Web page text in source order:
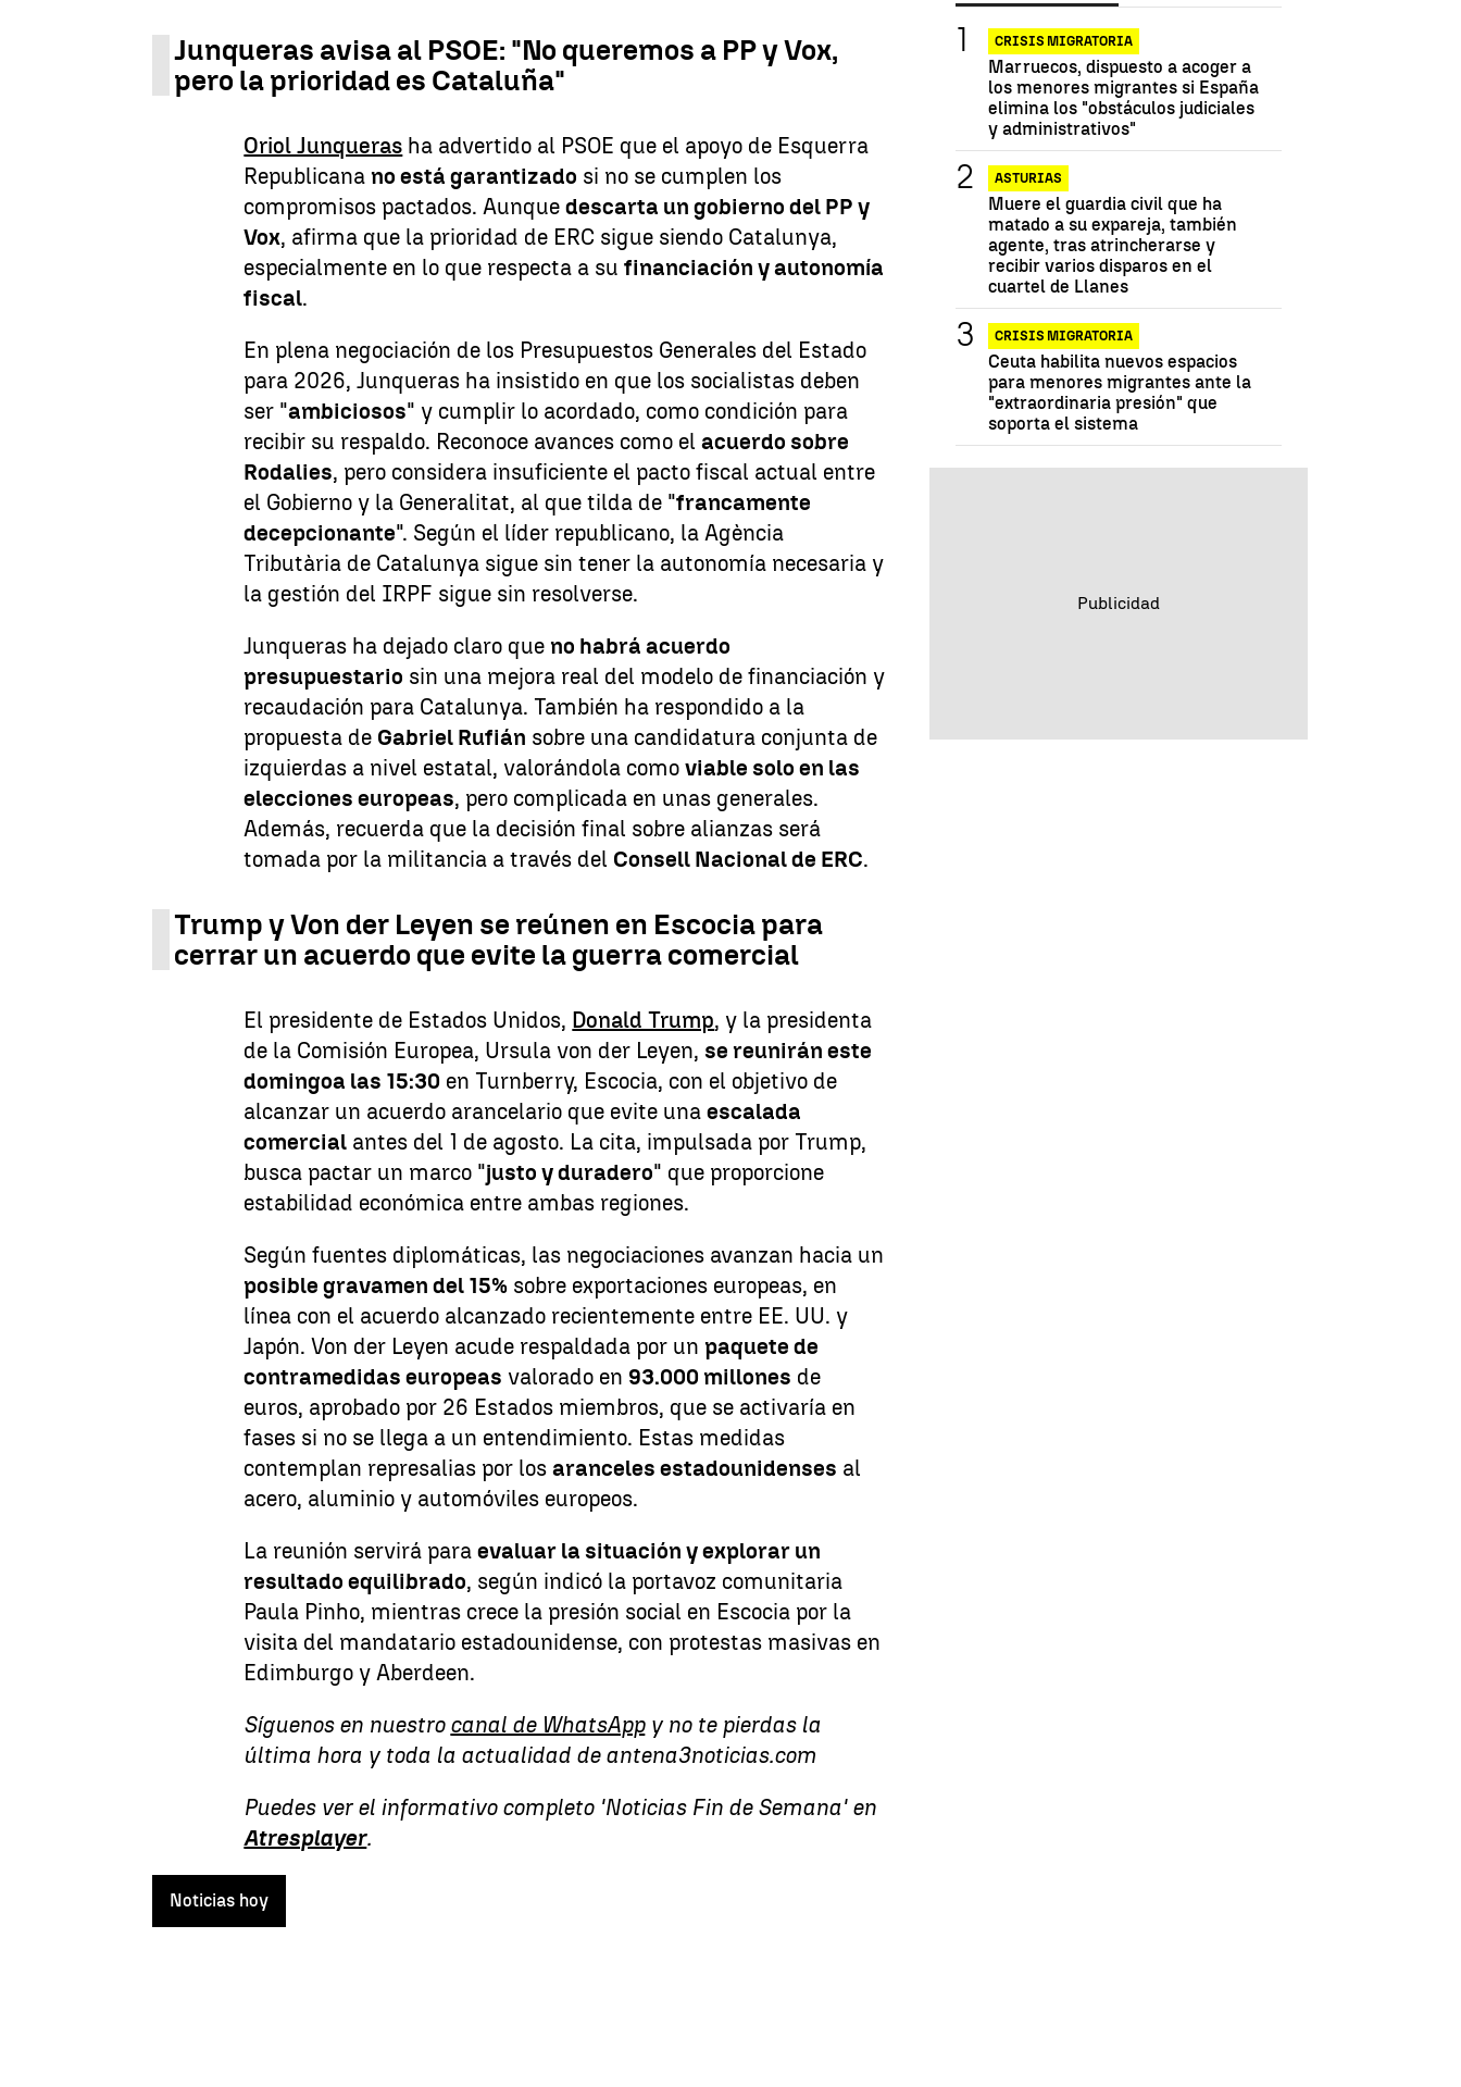
Junqueras avisa al PSOE: "No queremos a PP y Vox,
pero la prioridad es Cataluña"
Oriol Junqueras ha advertido al PSOE que el apoyo de Esquerra
Republicanano está garantizado si no se cumplen los
compromisos pactados. Aunquedescarta un gobierno del PP y
Vox, afirma que la prioridad de ERC sigue siendo Catalunya,
especialmente en lo que respecta a sufinanciación y autonomía
fiscal.
En plena negociación de los Presupuestos Generales del Estado
para 2026, Junqueras ha insistido en que los socialistas deben
ser "ambiciosos" y cumplir lo acordado, como condición para
recibir su respaldo. Reconoce avances como elacuerdo sobre
Rodalies, pero considera insuficiente el pacto fiscal actual entre
el Gobierno y la Generalitat, al que tilda de "francamente
decepcionante". Según el líder republicano, la Agència
Tributària de Catalunya sigue sin tener la autonomía necesaria y
la gestión del IRPF sigue sin resolverse.
Junqueras ha dejado claro queno habrá acuerdo
presupuestario sin una mejora real del modelo de financiación y
recaudación para Catalunya. También ha respondido a la
propuesta de Gabriel Rufián sobre una candidatura conjunta de
izquierdas a nivel estatal, valorándola comoviable solo en las
elecciones europeas, pero complicada en unas generales.
Además, recuerda que la decisión final sobre alianzas será
tomada por la militancia a través del Consell Nacional de ERC.
Trump y Von der Leyen se reúnen en Escocia para
cerrar un acuerdo que evite la guerra comercial
El presidente de Estados Unidos, Donald Trump, y la presidenta
de la Comisión Europea, Ursula von der Leyen,se reunirán este
domingoa las 15:30 en Turnberry, Escocia, con el objetivo de
alcanzar un acuerdo arancelario que evite unaescalada
comercial antes del 1 de agosto. La cita, impulsada por Trump,
busca pactar un marco "justo y duradero" que proporcione
estabilidad económica entre ambas regiones.
Según fuentes diplomáticas, las negociaciones avanzan hacia un
posible gravamen del 15% sobre exportaciones europeas, en
línea con el acuerdo alcanzado recientemente entre EE. UU. y
Japón. Von der Leyen acude respaldada por unpaquete de
contramedidas europeas valorado en 93.000 millones de
euros, aprobado por 26 Estados miembros, que se activaría en
fases si no se llega a un entendimiento. Estas medidas
contemplan represalias por losaranceles estadounidenses al
acero, aluminio y automóviles europeos.
La reunión servirá paraevaluar la situación y explorar un
resultado equilibrado, según indicó la portavoz comunitaria
Paula Pinho, mientras crece la presión social en Escocia por la
visita del mandatario estadounidense, con protestas masivas en
Edimburgo y Aberdeen.
Síguenos en nuestro canal de WhatsAppy no te pierdas la
última hora y toda la actualidad de antena3noticias.com
Puedes ver el informativo completo 'Noticias Fin de Semana' en
Atresplayer.
Noticias hoy
CRISIS MIGRATORIA
Marruecos, dispuesto a acoger a
los menores migrantes si España
elimina los "obstáculos judiciales
y administrativos"
ASTURIAS
Muere el guardia civil que ha
matado a su expareja, también
agente, tras atrincherarse y
recibir varios disparos en el
cuartel de Llanes
CRISIS MIGRATORIA
Ceuta habilita nuevos espacios
para menores migrantes ante la
"extraordinaria presión" que
soporta el sistema